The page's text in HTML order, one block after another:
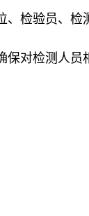
检验员、
对检测人员